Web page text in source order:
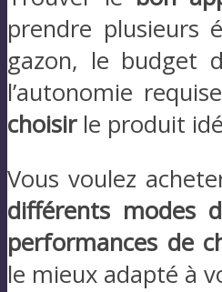
prendre plusieurs
gazon, le budget
l’autonomie
choisirle produit
Vous voulez
différents modes
performances de
le mieux adapté à